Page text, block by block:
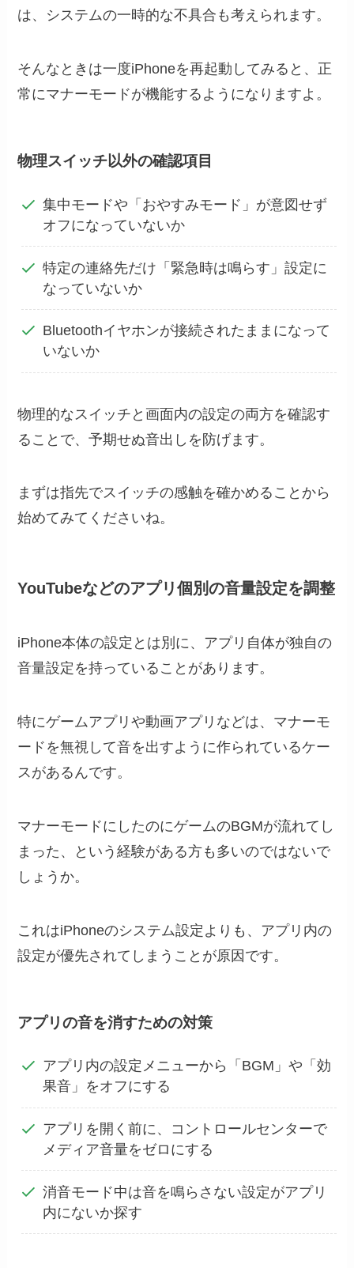
は、システムの一時的な不具合も考えられます。
そんなときは一度iPhoneを再起動してみると、正
常にマナーモードが機能するようになりますよ。
物理スイッチ以外の確認項目
集中モードや「おやすみモード」が意図せず
オフになっていないか
特定の連絡先だけ「緊急時は鳴らす」設定に
なっていないか
Bluetoothイヤホンが接続されたままになって
いないか
物理的なスイッチと画面内の設定の両方を確認す
ることで、予期せぬ音出しを防げます。
まずは指先でスイッチの感触を確かめることから
始めてみてくださいね。
YouTubeなどのアプリ個別の音量設定を調整
iPhone本体の設定とは別に、アプリ自体が独自の
音量設定を持っていることがあります。
特にゲームアプリや動画アプリなどは、マナーモ
ードを無視して音を出すように作られているケー
スがあるんです。
マナーモードにしたのにゲームのBGMが流れてし
まった、という経験がある方も多いのではないで
しょうか。
これはiPhoneのシステム設定よりも、アプリ内の
設定が優先されてしまうことが原因です。
アプリの音を消すための対策
アプリ内の設定メニューから「BGM」や「効
果音」をオフにする
アプリを開く前に、コントロールセンターで
メディア音量をゼロにする
消音モード中は音を鳴らさない設定がアプリ
内にないか探す